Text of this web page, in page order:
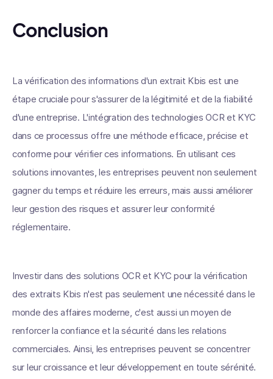
Conclusion
La vérification des informations d'un extrait Kbis est une
étape cruciale pour s'assurer de la légitimité et de la fiabilité
d'une entreprise. L'intégration des technologies OCR et KYC
dans ce processus offre une méthode efficace, précise et
conforme pour vérifier ces informations. En utilisant ces
solutions innovantes, les entreprises peuvent non seulement
gagner du temps et réduire les erreurs, mais aussi améliorer
leur gestion des risques et assurer leur conformité
réglementaire.
Investir dans des solutions OCR et KYC pour la vérification
des extraits Kbis n'est pas seulement une nécessité dans le
monde des affaires moderne, c'est aussi un moyen de
renforcer la confiance et la sécurité dans les relations
commerciales. Ainsi, les entreprises peuvent se concentrer
sur leur croissance et leur développement en toute sérénité.